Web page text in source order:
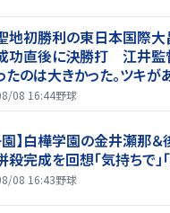
地初勝利の東日本国際
功直後に決勝打 江井監
たのは大きかった。ツキが
があってセーフになってく
08 16:44野球
園】白樺学園の金井瀬那＆
殺完成を回想「気持ちで」
08 16:43野球